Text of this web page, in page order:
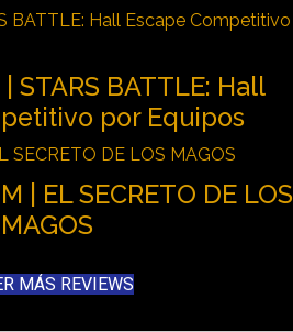
| STARS BATTLE: Hall
por Equipos
| EL SECRETO DE LOS
MAGOS
MÁS REVIEWS